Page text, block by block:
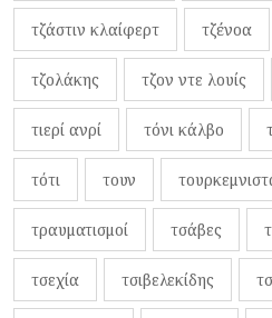
τζάστιν κλαίφερτ τζένοα
τζολάκης τζον ντε λουίς
τιερί ανρί τόνι κάλβο
τότι τουν
τραυματισμοί τσάβες
τσεχία τσιβελεκίδης